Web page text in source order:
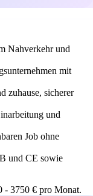
Nahverkehr und
mit
zuhause, sicherer
und
Job ohne
und CE sowie
- 3750 € pro Monat.